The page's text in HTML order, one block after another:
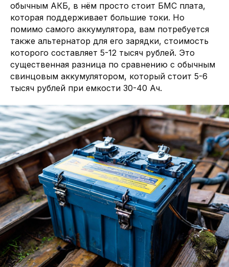
обычным АКБ, в нём просто стоит БМС плата,
которая поддерживает большие токи. Но
помимо самого аккумулятора, вам потребуется
также альтернатор для его зарядки, стоимость
которого составляет 5-12 тысяч рублей. Это
существенная разница по сравнению с обычным
свинцовым аккумулятором, который стоит 5-6
тысяч рублей при емкости 30-40 Ач.